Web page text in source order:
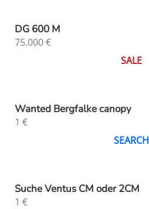
DG 600 M
75.000€
SALE
Wanted Bergfalke canopy
1 €
SEARCH
Suche Ventus CM oder 2CM
1 €